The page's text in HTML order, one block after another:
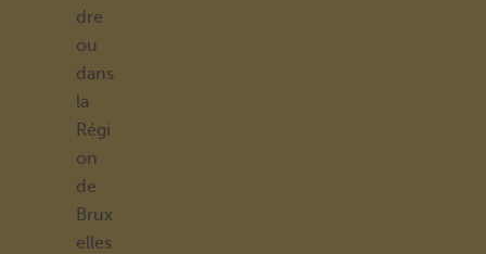
dre
ou
dans
la
Régi
on
de
Brux
elles